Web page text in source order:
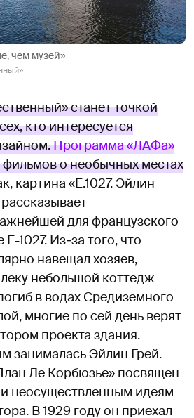
чем музей»
станет точкой
кто интересуется
Программа «ЛАФа»
о необычных местах
картина «E.1027. Эйлин
для французского
1027. Из‑за того, что
навещал хозяев,
небольшой коттедж
в водах Средиземного
многие по сей день верят
проекта здания.
занималась Эйлин Грей.
Ле Корбюзье» посвящен
неосуществленным идеям
В 1929 году он приехал